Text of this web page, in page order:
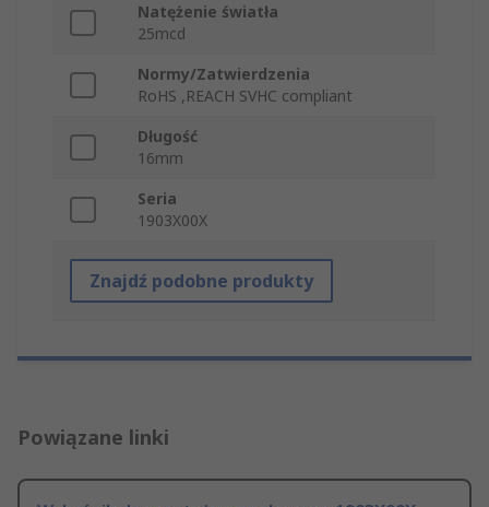
Natężenie światła
25mcd
Normy/Zatwierdzenia
RoHS ,REACH SVHC compliant
Długość
16mm
Seria
1903X00X
Znajdź podobne produkty
Powiązane linki